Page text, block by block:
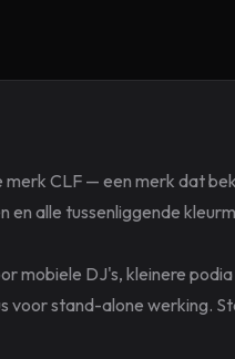
merk CLF — een merk dat
alle tussenliggende
mobiele DJ's, kleinere
stand-alone werking.